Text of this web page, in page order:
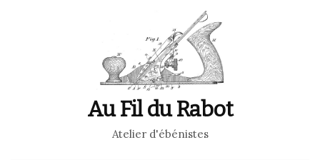
Au Fil du Rabot
Atelier d'ébénistes